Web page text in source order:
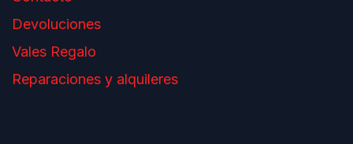
Devoluciones
Vales Regalo
Reparaciones y alquileres